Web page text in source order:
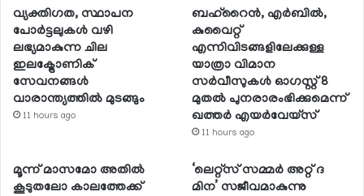
വ്യക്തിഗത, സ്ഥാപന
പോര്‍ട്ടലുകള്‍ വഴി
ലഭ്യമാകുന്ന ചില
ഇലക്ട്രോണിക്
സേവനങ്ങള്‍
വാരാന്ത്യത്തില്‍ മുടങ്ങും
11 hours ago
ബഹ്റൈന്‍, എര്‍ബില്‍,
കുവൈറ്റ്
എന്നിവിടങ്ങളിലേക്കുള്ള
യാത്രാ വിമാന
സര്‍വീസുകള്‍ ഓഗസ്റ്റ് 8
മുതല്‍ പുനരാരംഭിക്കുമെന്ന്
ഖത്തര്‍ എയര്‍വേയ്സ്
11 hours ago
മൂന്ന് മാസമോ അതില്‍
കൂടുതലോ കാലത്തേക്ക്
‘ലെറ്റ്‌സ് സമ്മര്‍ അറ്റ് ദ
മിന’ സജീവമാകുന്നു